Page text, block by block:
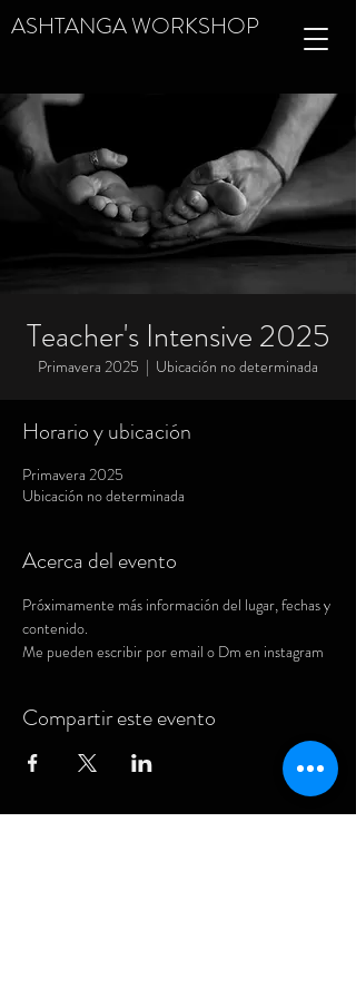
ASHTANGA WORKSHOP
Teacher's Intensive 2025
Primavera 2025
  |
Ubicación no determinada
Horario y ubicación
Primavera 2025
Ubicación no determinada
Acerca del evento
Próximamente más información del lugar, fechas y
contenido.
Me pueden escribir por email o Dm en instagram
Compartir este evento